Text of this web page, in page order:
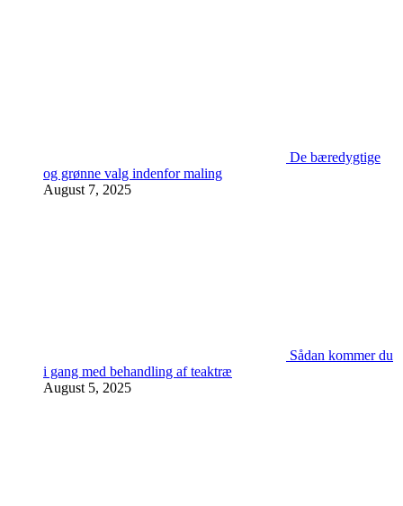
De bæredygtige
og grønne valg indenfor maling
August 7, 2025
Sådan kommer du
i gang med behandling af teaktræ
August 5, 2025